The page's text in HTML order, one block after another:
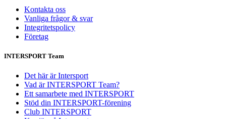
Kontakta oss
Vanliga frågor & svar
Integritetspolicy
Företag
INTERSPORT Team
Det här är Intersport
Vad är INTERSPORT Team?
Ett samarbete med INTERSPORT
Stöd din INTERSPORT-förening
Club INTERSPORT